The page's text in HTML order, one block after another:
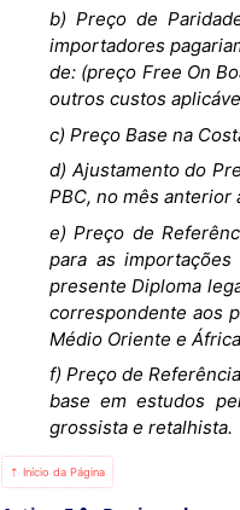
b) Preço de
importadores
de: (preço Free On
outros custos
c) Preço Base na
d) Ajustamento do
PBC, no mês anterior
e) Preço de
para as
presente Diploma
correspondente aos
Médio Oriente e
f) Preço de
base em estudos
grossista e retalhista.
⇡ Início da Página